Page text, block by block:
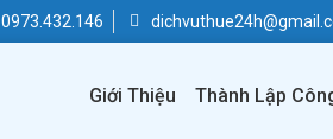
0973.432.146
Giới Thiệu Thành Lập